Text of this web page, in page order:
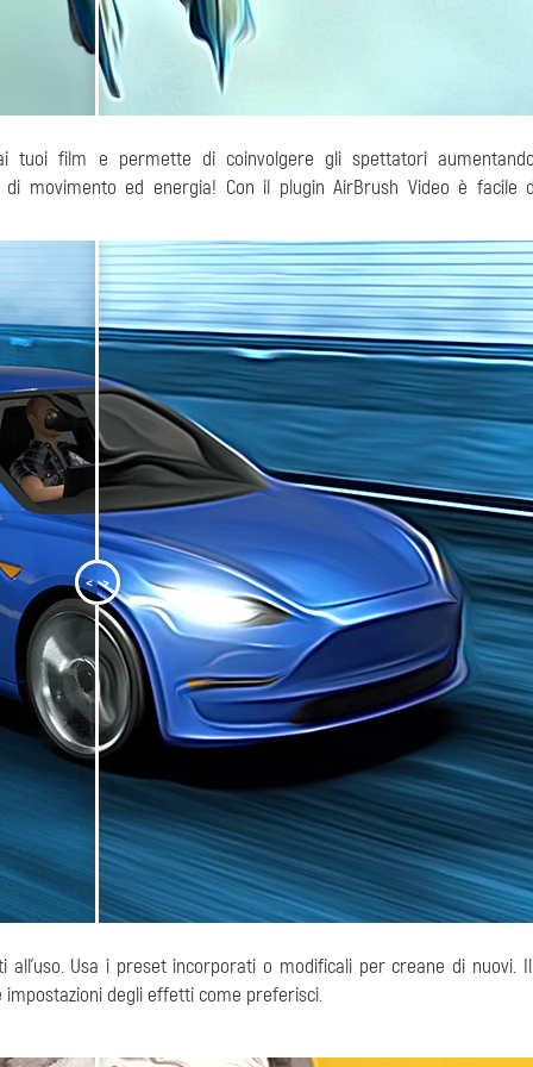
tuoi film e permette di coinvolgere gli spettatori
di movimento ed energia! Con il plugin AirBrush Video è facile
< >
Usa i preset incorporati o modificali per creane di nuovi.
degli effetti come preferisci.